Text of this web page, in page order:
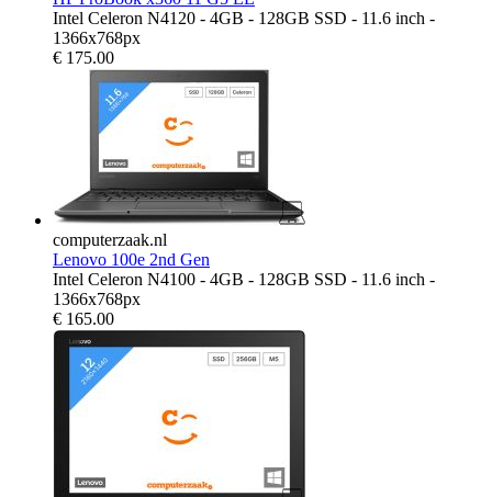
Intel Celeron N4120 - 4GB - 128GB SSD - 11.6 inch -
1366x768px
€ 175.00
computerzaak.nl
Lenovo 100e 2nd Gen
Intel Celeron N4100 - 4GB - 128GB SSD - 11.6 inch -
1366x768px
€ 165.00